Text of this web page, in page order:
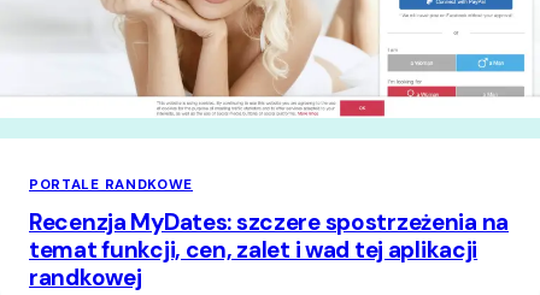
PORTALE RANDKOWE
Recenzja MyDates: szczere spostrzeżenia na
temat funkcji, cen, zalet i wad tej aplikacji
randkowej